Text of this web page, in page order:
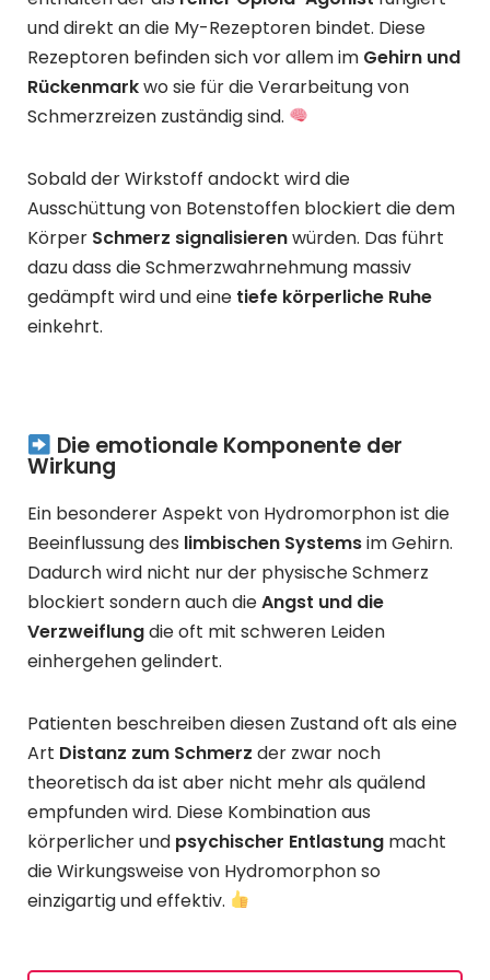
und direkt an die My-Rezeptoren bindet. Diese
Rezeptoren befinden sich vor allem im Gehirn und
Rückenmarkwo sie für die Verarbeitung von
Schmerzreizen zuständig sind.
Sobald der Wirkstoff andockt wird die
Ausschüttung von Botenstoffen blockiert die dem
Körper Schmerz signalisierenwürden. Das führt
dazu dass die Schmerzwahrnehmung massiv
gedämpft wird und eine tiefe körperliche Ruhe
einkehrt.
Die emotionale Komponente der
Wirkung
Ein besonderer Aspekt von Hydromorphon ist die
Beeinflussung des limbischen Systemsim Gehirn.
Dadurch wird nicht nur der physische Schmerz
blockiert sondern auch dieAngst und die
Verzweiflungdie oft mit schweren Leiden
einhergehen gelindert.
Patienten beschreiben diesen Zustand oft als eine
Art Distanz zum Schmerz der zwar noch
theoretisch da ist aber nicht mehr als quälend
empfunden wird. Diese Kombination aus
körperlicher und psychischer Entlastung macht
die Wirkungsweise von Hydromorphon so
einzigartig und effektiv.